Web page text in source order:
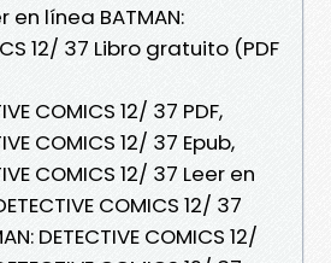
línea BATMAN:
12/ 37 Libro gratuito (PDF
COMICS 12/ 37 PDF,
COMICS 12/ 37 Epub,
COMICS 12/ 37 Leer en
COMICS 12/ 37
DETECTIVE COMICS 12/